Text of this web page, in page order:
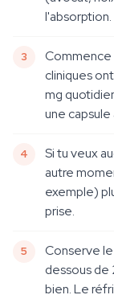
l'absorption.
Commence
cliniques
mg
une
Si tu veux
autre
exemple)
prise.
Conserve
dessous de
bien. Le